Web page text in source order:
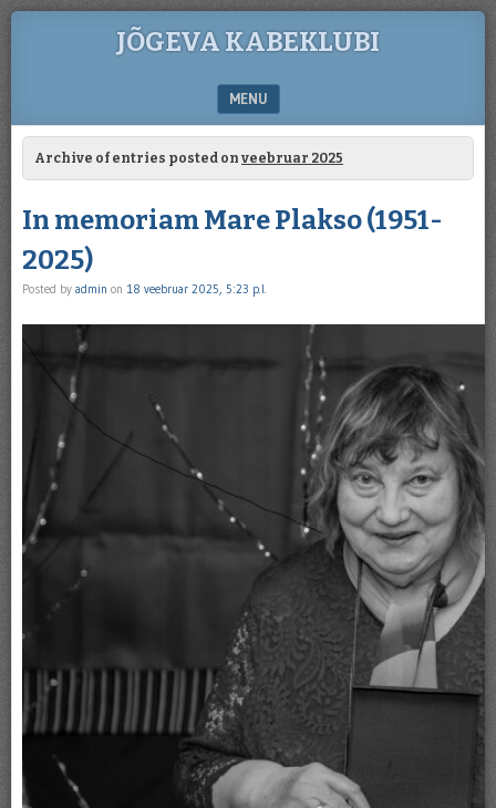
JÕGEVA KABEKLUBI
MENU
SKIP TO CONTENT
Archive of entries posted on veebruar 2025
In memoriam Mare Plakso (1951-
2025)
Posted by admin on 18 veebruar 2025, 5:23 p.l.